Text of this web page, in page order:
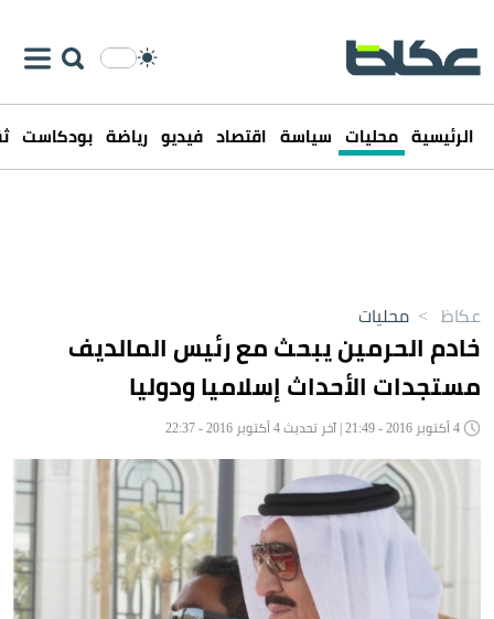
الرئيسية محليات سياسة اقتصاد فيديو رياضة بودكاست
عكاظ > محليات
خادم الحرمين يبحث مع رئيس المالديف
مستجدات الأحداث إسلاميا ودوليا